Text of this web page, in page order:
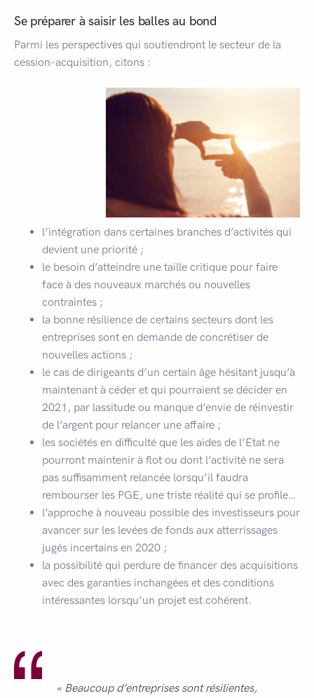
Se préparer à saisir les balles au bond
Parmi les perspectives qui soutiendront le secteur de la
cession-acquisition, citons :
l’intégration dans certaines branches d’activités qui
devient une priorité ;
le besoin d’atteindre une taille critique pour faire
face à des nouveaux marchés ou nouvelles
contraintes ;
la bonne résilience de certains secteurs dont les
entreprises sont en demande de concrétiser de
nouvelles actions ;
le cas de dirigeants d’un certain âge hésitant jusqu’à
maintenant à céder et qui pourraient se décider en
2021, par lassitude ou manque d’envie de réinvestir
de l’argent pour relancer une affaire ;
les sociétés en difficulté que les aides de l’Etat ne
pourront maintenir à flot ou dont l’activité ne sera
pas suffisamment relancée lorsqu’il faudra
rembourser les PGE, une triste réalité qui se profile…
l’approche à nouveau possible des investisseurs pour
avancer sur les levées de fonds aux atterrissages
jugés incertains en 2020 ;
la possibilité qui perdure de financer des acquisitions
avec des garanties inchangées et des conditions
intéressantes lorsqu’un projet est cohérent.
« Beaucoup d’entreprises sont résilientes,